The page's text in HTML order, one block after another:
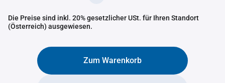
Die Preise sind inkl. 20% gesetzlicher USt. für Ihren Standort
(Österreich) ausgewiesen.
Zum Warenkorb